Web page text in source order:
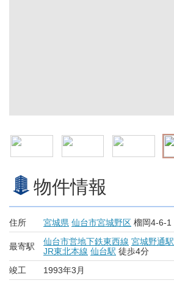
物件情報
住所 宮城県 仙台市宮城野区 榴岡4-6-1
最寄駅 仙台市営地下鉄東西線 宮城野通駅
JR東北本線 仙台駅 徒歩4分
竣工
1993年3月